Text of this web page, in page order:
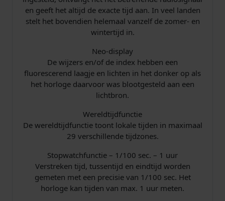
en geeft het altijd de exacte tijd aan. In veel landen
stelt het bovendien helemaal vanzelf de zomer- en
wintertijd in.
Neo-display
De wijzers en/of de index hebben een
fluorescerend laagje en lichten in het donker op als
het horloge daarvoor was blootgesteld aan een
lichtbron.
Wereldtijdfunctie
De wereldtijdfunctie toont lokale tijden in maximaal
29 verschillende tijdzones.
Stopwatchfunctie – 1/100 sec. – 1 uur
Verstreken tijd, tussentijd en eindtijd worden
gemeten met een precisie van 1/100 sec. Het
horloge kan tijden van max. 1 uur meten.